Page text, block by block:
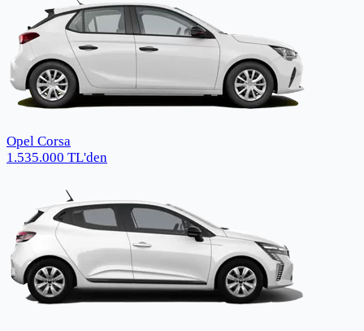
Opel Corsa
1.535.000 TL'den